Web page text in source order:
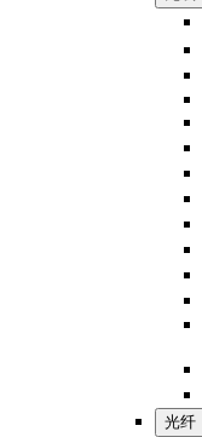
光纤